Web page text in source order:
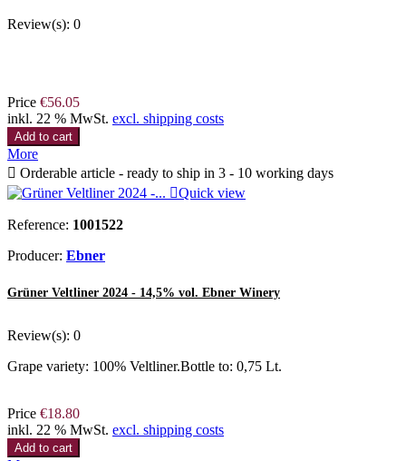
Review(s): 0
Price €56.05
inkl. 22 % MwSt. excl. shipping costs
Add to cart
More
 Orderable article - ready to ship in 3 - 10 working days
Quick view
Reference: 1001522
Producer: Ebner
Grüner Veltliner 2024 - 14,5% vol. Ebner Winery
Review(s): 0
Grape variety: 100% Veltliner.Bottle to: 0,75 Lt.
Price €18.80
inkl. 22 % MwSt. excl. shipping costs
Add to cart